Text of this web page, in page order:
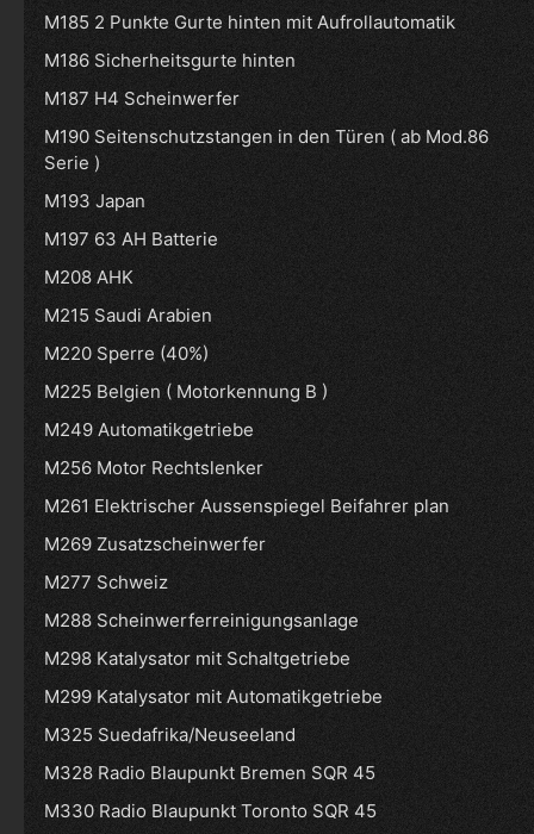
M185 2 Punkte Gurte hinten mit Aufrollautomatik
M186 Sicherheitsgurte hinten
M187 H4 Scheinwerfer
M190 Seitenschutzstangen in den Türen ( ab Mod.86
Serie )
M193 Japan
M197 63 AH Batterie
M208 AHK
M215 Saudi Arabien
M220 Sperre (40%)
M225 Belgien ( Motorkennung B )
M249 Automatikgetriebe
M256 Motor Rechtslenker
M261 Elektrischer Aussenspiegel Beifahrer plan
M269 Zusatzscheinwerfer
M277 Schweiz
M288 Scheinwerferreinigungsanlage
M298 Katalysator mit Schaltgetriebe
M299 Katalysator mit Automatikgetriebe
M325 Suedafrika/Neuseeland
M328 Radio Blaupunkt Bremen SQR 45
M330 Radio Blaupunkt Toronto SQR 45